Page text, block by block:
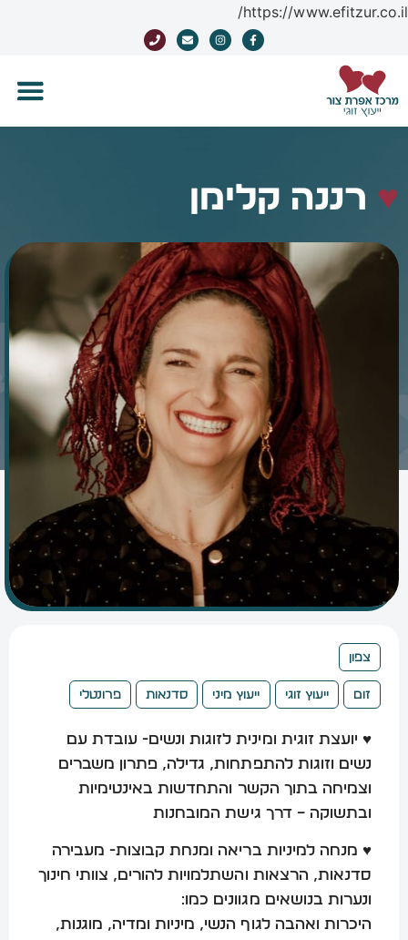
https://www.efitzur.co.il/
♥ רננה קלימן
צפון
זום ייעוץ זוגי ייעוץ מיני סדנאות פרונטלי
♥ יועצת זוגית ומינית לזוגות ונשים- עובדת עם
נשים וזוגות להתפתחות, גדילה, פתרון משברים
וצמיחה בתוך הקשר והתחדשות באינטימיות
ובתשוקה – דרך גישת המובחנות
♥ מנחה למיניות בריאה ומנחת קבוצות- מעבירה
סדנאות, הרצאות והשתלמויות להורים, צוותי חינוך
ונערות בנושאים מגוונים כמו:
היכרות ואהבה לגוף הנשי, מיניות ומדיה, מוגנות,